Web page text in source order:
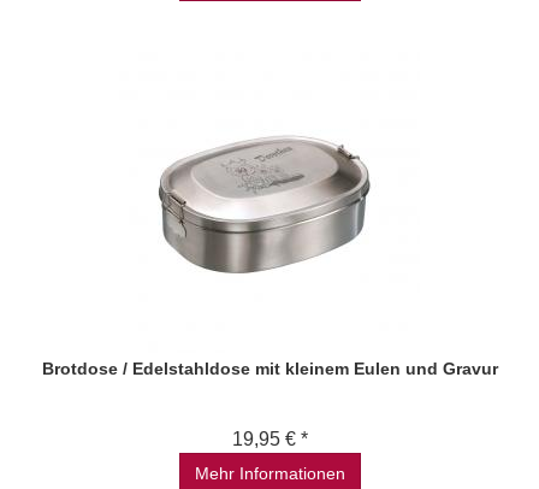
Brotdose / Edelstahldose mit kleinem Eulen und Gravur
19,95 € *
Mehr Informationen